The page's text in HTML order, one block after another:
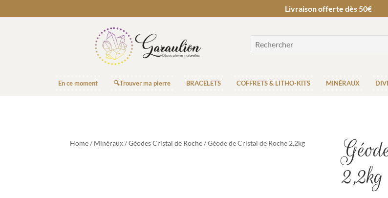
Livraison offerte dès 50€
En ce moment 🔍Trouver ma pierre BRACELETS COFFRETS & LITHO-KITS MINÉRAUX
Home/ Minéraux/Géodes Cristal de Roche/ Géode de Cristal de Roche 2,2kg
2,2kg